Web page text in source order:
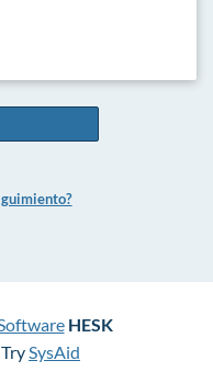
HESK
SysAid